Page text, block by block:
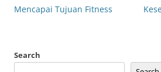
Mencapai Tujuan Fitness
Search